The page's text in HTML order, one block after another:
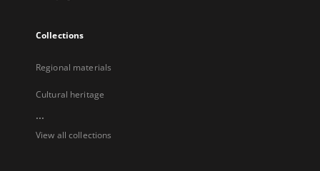
Collections
Regional materials
Cultural heritage
...
View all collections